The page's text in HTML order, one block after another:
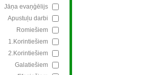
Jāņa evaņģēlijs
Apustuļu darbi
Romiešiem
1.Korintiešiem
2.Korintiešiem
Galatiešiem